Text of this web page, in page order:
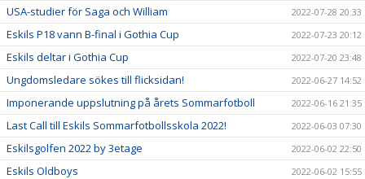
USA-studier för Saga och William 2022-07-28 20:33
Eskils P18 vann B-final i Gothia Cup 2022-07-23 20:12
Eskils deltar i Gothia Cup 2022-07-20 23:48
Ungdomsledare sökes till flicksidan! 2022-06-27 14:52
Imponerande uppslutning på årets Sommarfotboll 2022-06-16 21:35
Last Call till Eskils Sommarfotbollsskola 2022! 2022-06-03 07:30
Eskilsgolfen 2022 by 3etage 2022-06-02 22:50
Eskils Oldboys 2022-06-02 15:55